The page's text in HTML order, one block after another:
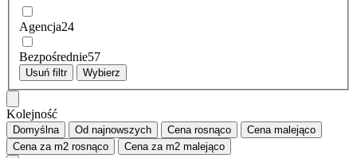
Agencja24
Bezpośrednie57
Usuń filtr Wybierz
Kolejność
Domyślna Od najnowszych Cena rosnąco Cena malejąco
Cena za m2 rosnąco Cena za m2 malejąco